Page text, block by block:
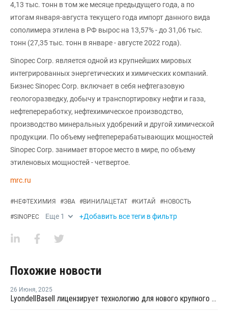
4,13 тыс. тонн в том же месяце предыдущего года, а по
итогам января-августа текущего года импорт данного вида
сополимера этилена в РФ вырос на 13,57% - до 31,06 тыс.
тонн (27,35 тыс. тонн в январе - августе 2022 года).
Sinopec Corp. является одной из крупнейших мировых
интегрированных энергетических и химических компаний.
Бизнес Sinopec Corp. включает в себя нефтегазовую
геологоразведку, добычу и транспортировку нефти и газа,
нефтепереработку, нефтехимическое производство,
производство минеральных удобрений и другой химической
продукции. По объему нефтеперерабатывающих мощностей
Sinopec Corp. занимает второе место в мире, по объему
этиленовых мощностей - четвертое.
mrc.ru
#НЕФТЕХИМИЯ #ЭВА #ВИНИЛАЦЕТАТ #КИТАЙ #НОВОСТЬ
#SINOPEC Еще 1 +Добавить все теги в фильтр
Похожие новости
26 Июня, 2025
LyondellBasell лицензирует технологию для нового крупного китайского полиолефинового комплекса